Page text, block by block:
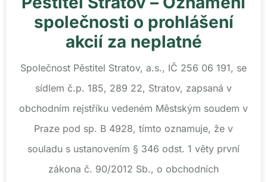
společnosti o prohlášení
akcií za neplatné
Společnost Pěstitel Stratov, a.s., IČ 256 06 191, se
sídlem č.p. 185, 289 22, Stratov, zapsaná v
obchodním rejstříku vedeném Městským soudem v
Praze pod sp. B 4928, tímto oznamuje, že v
souladu s ustanovením § 346 odst. 1 věty první
zákona č. 90/2012 Sb., o obchodních